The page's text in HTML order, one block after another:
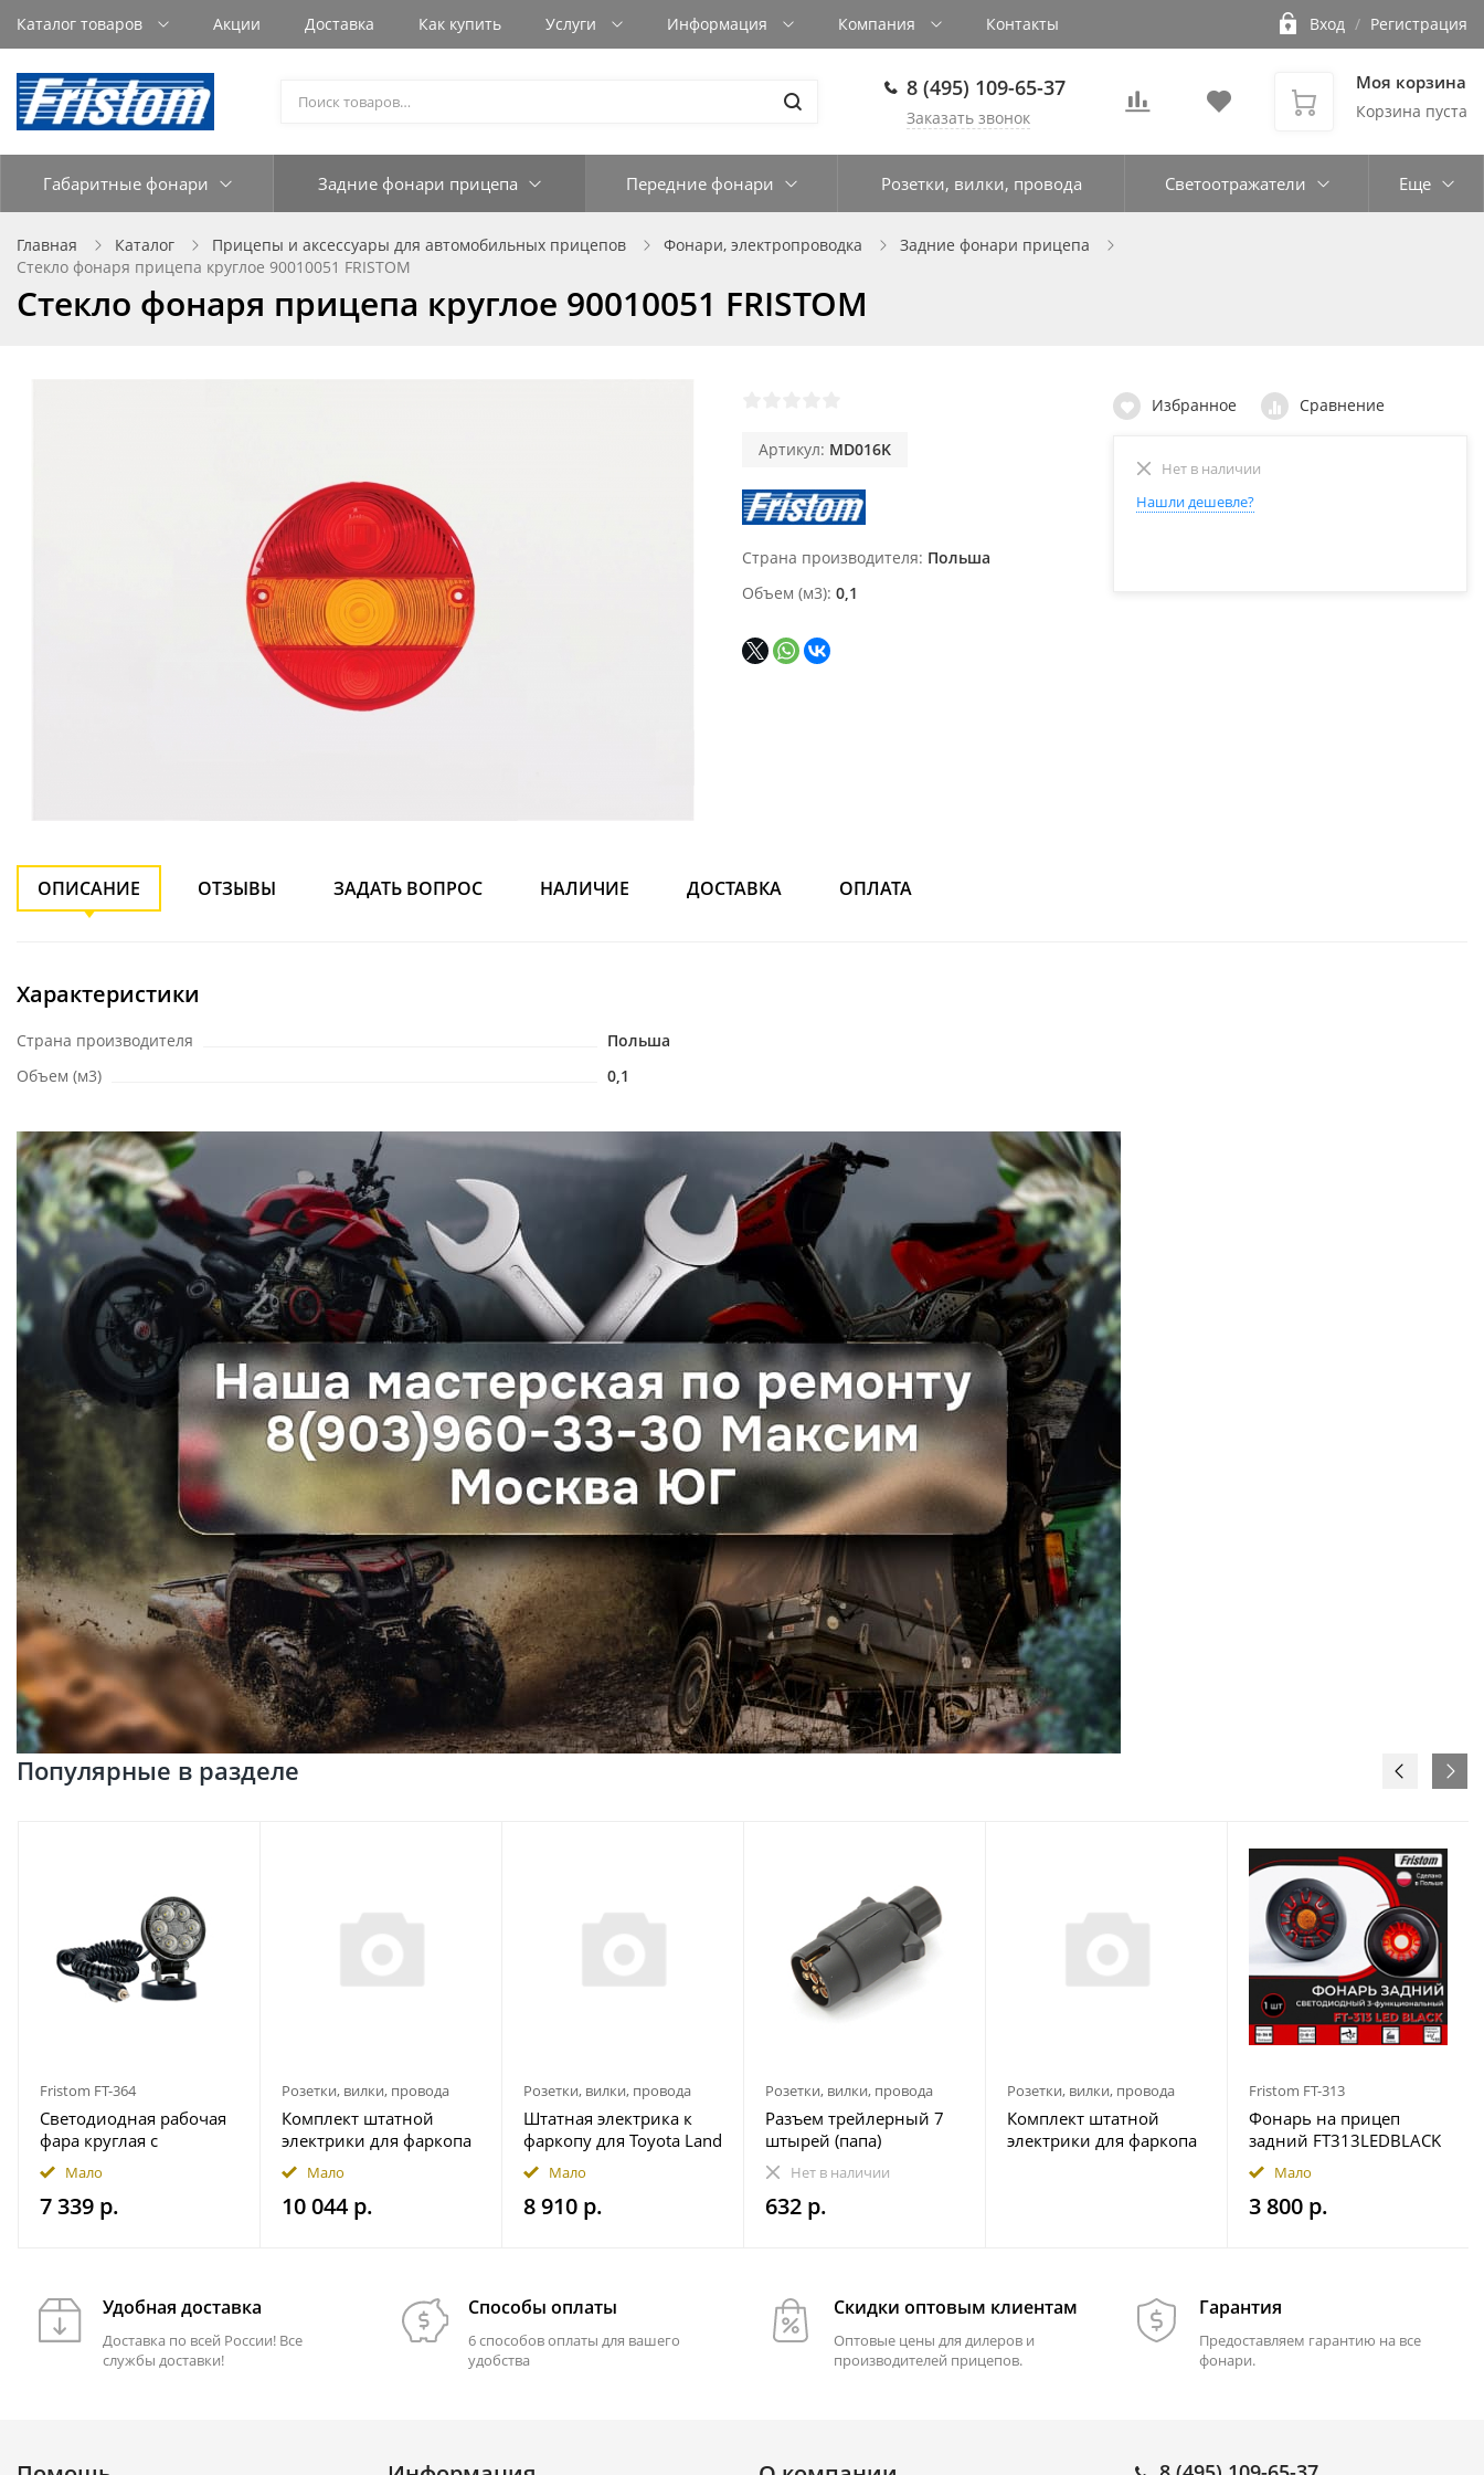
Каталог товаров Акции Доставка Как купить Услуги Информация Компания Контакты Вход / Регистрация
8 (495) 109-65-37
Заказать звонок
Моя корзина
Корзина пуста
Габаритные фонари Задние фонари прицепа Передние фонари Розетки, вилки, провода Светоотражатели Еще
Главная Каталог Прицепы и аксессуары для автомобильных прицепов Фонари, электропроводка
Задние фонари прицепа
Стекло фонаря прицепа круглое 90010051 FRISTOM
Стекло фонаря прицепа круглое 90010051 FRISTOM
Артикул: MD016K
Страна производителя Польша
Объем (м3) 0,1
Избранное Сравнение
Нет в наличии
Нашли дешевле?
ОПИСАНИЕ ОТЗЫВЫ ЗАДАТЬ ВОПРОС НАЛИЧИЕ ДОСТАВКА ОПЛАТА
Характеристики
Страна производителя
Польша
Объем (м3)
0,1
Популярные в разделе
Fristom FT-364
Светодиодная рабочая
фара круглая с
широким световым
потоком мощность
2500 лм на магнитном
Мало
7 339 р.
Розетки, вилки, провода
Комплект штатной
электрики для фаркопа
7-pin JAC T9 2024- с
блоком 7.1 в
герметичном чехле
Мало
10 044 р.
Розетки, вилки, провода
Штатная электрика к
фаркопу для Toyota Land
Cruiser Prado 250 2023-
7-pin
Мало
8 910 р.
Розетки, вилки, провода
Разъем трейлерный 7
штырей (папа)
Нет в наличии
632 р.
Розетки, вилки, провода
Комплект штатной
электрики для фаркопа
Fristom FT-313
Фонарь на прицеп
задний FT313LEDBLACK
12-36В Fristom
Мало
3 800 р.
Удобная доставка
Доставка по всей России! Все
службы доставки!
Способы оплаты
6 способов оплаты для вашего
удобства
Скидки оптовым клиентам
Оптовые цены для дилеров и
производителей прицепов.
Гарантия
Предоставляем гарантию на все
фонари.